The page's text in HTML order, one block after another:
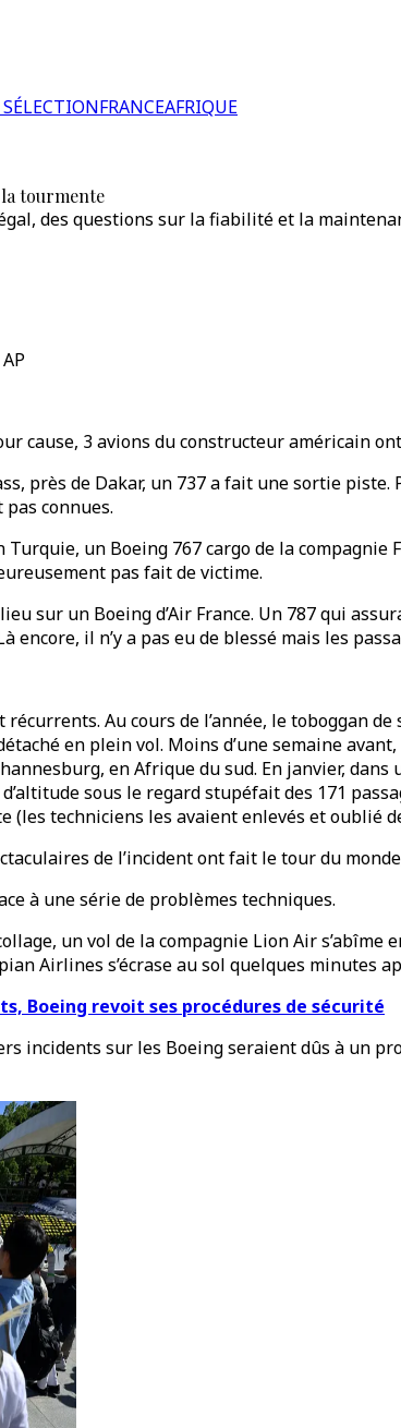
FRANCEAFRIQUE
tourmente
des questions sur la fiabilité et la
cause, 3 avions du constructeur américain
près de Dakar, un 737 a fait une sortie
pas connues.
un Boeing 767 cargo de la
pas fait de victime.
sur un Boeing d’Air France. Un 787 qui
encore, il n’y a pas eu de blessé mais les
Au cours de l’année, le toboggan
en plein vol. Moins d’une semaine
en Afrique du sud. En janvier,
sous le regard stupéfait des 171
(les techniciens les avaient enlevés et oublié
de l’incident ont fait le tour du
à une série de problèmes techniques.
un vol de la compagnie Lion Air s’abîme
Airlines s’écrase au sol quelques minutes
Boeing revoit ses procédures de sécurité
incidents sur les Boeing seraient dûs à un